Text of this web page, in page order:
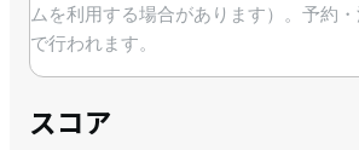
ムを利用する場合があります）。予約
で行われます。
スコア